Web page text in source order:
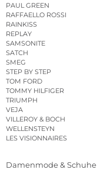
PAUL GREEN
RAFFAELLO ROSSI
RAINKISS
REPLAY
SAMSONITE
SATCH
SMEG
STEP BY STEP
TOM FORD
TOMMY HILFIGER
TRIUMPH
VEJA
VILLEROY & BOCH
WELLENSTEYN
LES VISIONNAIRES
Damenmode & Schuhe